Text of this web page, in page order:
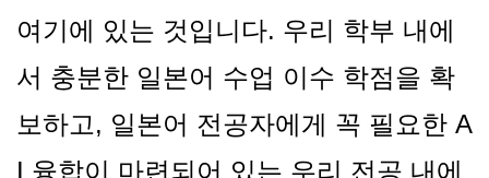
여기에 있는 것입니다. 우리 학부 내에
서 충분한 일본어 수업 이수 학점을 확
보하고, 일본어 전공자에게 꼭 필요한 A
I 융합이 마련되어 있는 우리 전공 내에